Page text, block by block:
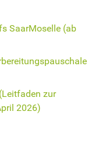
SaarMoselle (ab
zur
2026)